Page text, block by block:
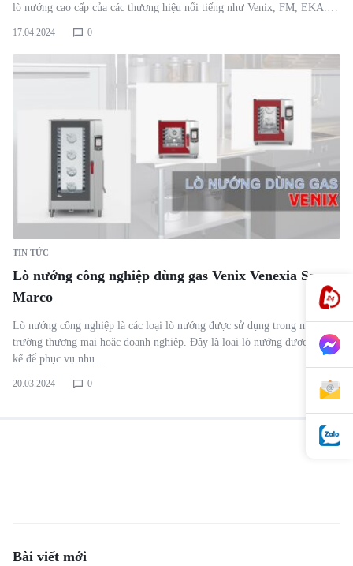
lò nướng cao cấp của các thương hiệu nổi tiếng như Venix, FM, EKA.…
17.04.2024 0
TIN TỨC
Lò nướng công nghiệp dùng gas Venix Venexia San
Marco
Lò nướng công nghiệp là các loại lò nướng được sử dụng trong môi
trường thương mại hoặc doanh nghiệp. Đây là loại lò nướng được thiết
kế để phục vụ nhu…
20.03.2024 0
Bài viết mới